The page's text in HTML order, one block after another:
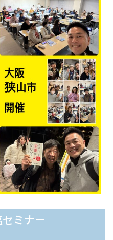
セミナー